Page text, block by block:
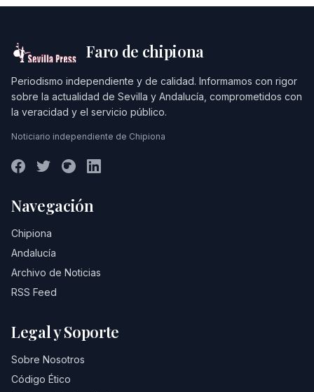
Faro de chipiona
Periodismo independiente y de calidad. Informamos con rigor
sobre la actualidad de Sevilla y Andalucía, comprometidos con
la veracidad y el servicio público.
Noticiario independiente de Chipiona
Navegación
Chipiona
Andalucía
Archivo de Noticias
RSS Feed
Legal y Soporte
Sobre Nosotros
Código Ético